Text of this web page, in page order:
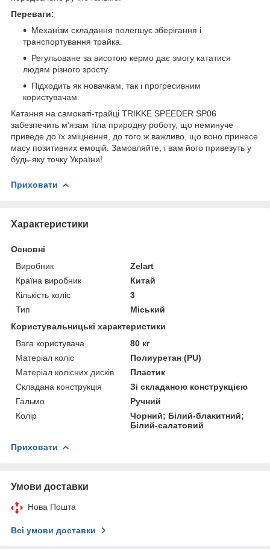
Переваги:
Механізм складання полегшує зберігання і
транспортування трайка.
Регульоване за висотою кермо дає змогу кататися
людям різного зросту.
Підходить як новачкам, так і прогресивним
користувачам.
Катання на самокаті-трайці TRIKKE SPEEDER SP06
забезпечить м'язам тіла природну роботу, що неминуче
приведе до їх зміцнення, до того ж важливо, що воно принесе
масу позитивних емоцій. Замовляйте, і вам його привезуть у
будь-яку точку України!
Приховати
Характеристики
Основні
Виробник
Zelart
Країна виробник
Китай
Кількість коліс
3
Тип
Міський
Користувальницькі характеристики
Вага користувача
80 кг
Матеріал коліс
Полиуретан (PU)
Матеріал колісних дисків
Пластик
Складана конструкція
Зі складаною конструкцією
Гальмо
Ручний
Колір
Чорний; Білий-блакитний;
Білий-салатовий
Приховати
Умови доставки
Нова Пошта
Всі умови доставки